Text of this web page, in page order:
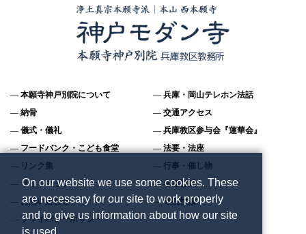
本願寺神戸別院について
兵庫・岡山テレホン法話
納骨
交通アクセス
儀式・儀礼
兵庫教区参与会『蓮華会』
フードバンク・こども食堂
法要・法座
リンク集
行事・催し物
サイトマップ
各種様式
お問い合わせ
寺院検索
プライバシーポリシー
On our website we use some cookies. These
are necessary for our site to work properly
and to give us information about how our site
is used.